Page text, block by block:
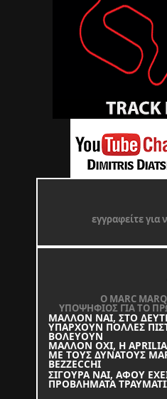
εγγραφείτε για
O MARC
ΥΠΟΨΗΦΙΟΣ ΓΙΑ ΤΟ
ΜΑΛΛΟΝ ΝΑΙ, ΣΤΟ
ΥΠΑΡΧΟΥΝ ΠΟΛΛΕΣ
ΒΟΛΕΥΟΥΝ
ΜΑΛΛΟΝ ΟΧΙ, Η
ΜΕ ΤΟΥΣ ΔΥΝΑΤΟΥΣ
BEZZECCHI
ΣΙΓΟΥΡΑ ΝΑΙ, ΑΦΟΥ
ΠΡΟΒΛΗΜΑΤΑ